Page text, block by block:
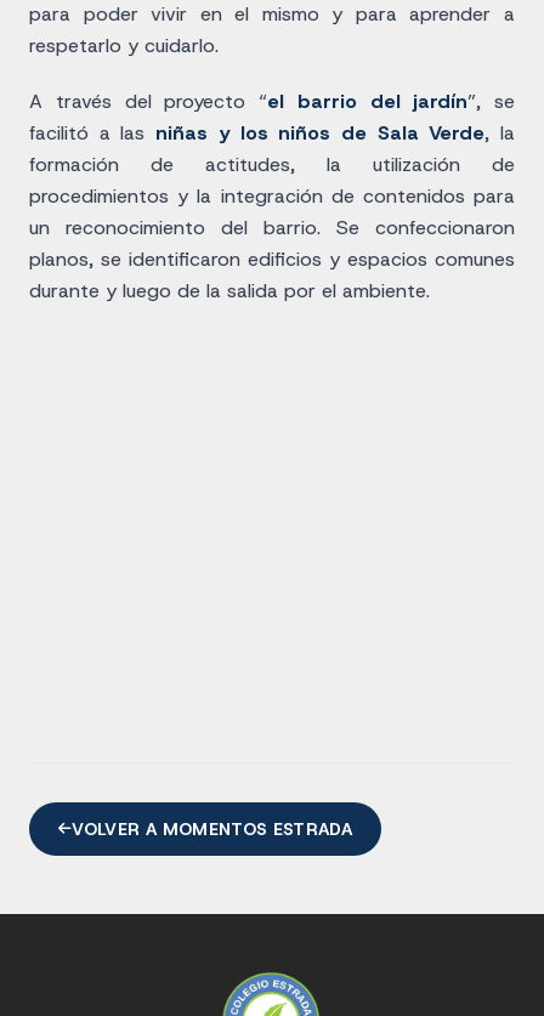
para poder vivir en el mismo y para aprender a
respetarlo y cuidarlo.
A través del proyecto “el barrio del jardín”, se
facilitó a las niñas y los niños de Sala Verde, la
formación de actitudes, la utilización de
procedimientos y la integración de contenidos para
un reconocimiento del barrio. Se confeccionaron
planos, se identificaron edificios y espacios comunes
durante y luego de la salida por el ambiente.
VOLVER A MOMENTOS ESTRADA